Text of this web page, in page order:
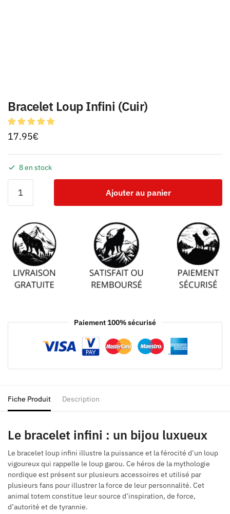
Bracelet Loup Infini (Cuir)
17.95€
8 en stock
Ajouter au panier
Paiement 100% sécurisé
Fiche Produit Description
Le bracelet infini : un bijou luxueux
Le bracelet loup infini illustre la puissance et la férocité d’un loup
vigoureux qui rappelle le loup garou. Ce héros de la mythologie
nordique est présent sur plusieurs accessoires et utilisé par
plusieurs fans pour illustrer la force de leur personnalité. Cet
animal totem constitue leur source d’inspiration, de force,
d’autorité et de tyrannie.